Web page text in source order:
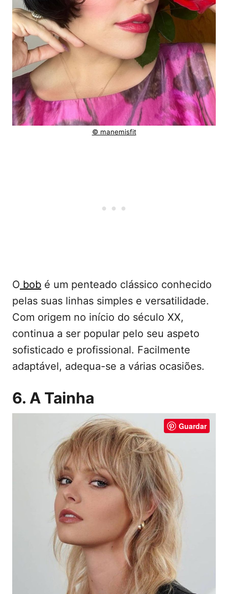
© manemisfit
O bob é um penteado clássico conhecido
pelas suas linhas simples e versatilidade.
Com origem no início do século XX,
continua a ser popular pelo seu aspeto
sofisticado e profissional. Facilmente
adaptável, adequa-se a várias ocasiões.
6. A Tainha
Guardar